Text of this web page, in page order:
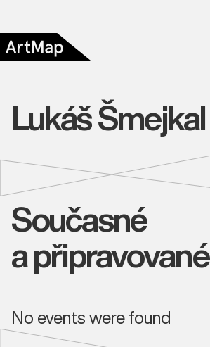
Lukáš Šmejkal
Současné
a připravované
No events were found